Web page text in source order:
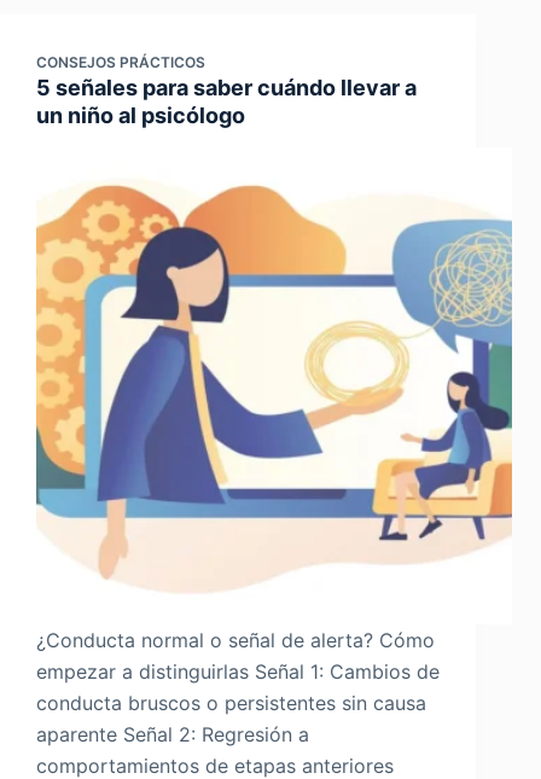
CONSEJOS PRÁCTICOS
5 señales para saber cuándo llevar a
un niño al psicólogo
¿Conducta normal o señal de alerta? Cómo
empezar a distinguirlas Señal 1: Cambios de
conducta bruscos o persistentes sin causa
aparente Señal 2: Regresión a
comportamientos de etapas anteriores